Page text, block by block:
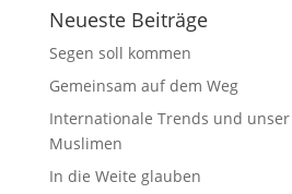
Neueste Beiträge
Segen soll kommen
Gemeinsam auf dem Weg
Internationale Trends und
Muslimen
In die Weite glauben